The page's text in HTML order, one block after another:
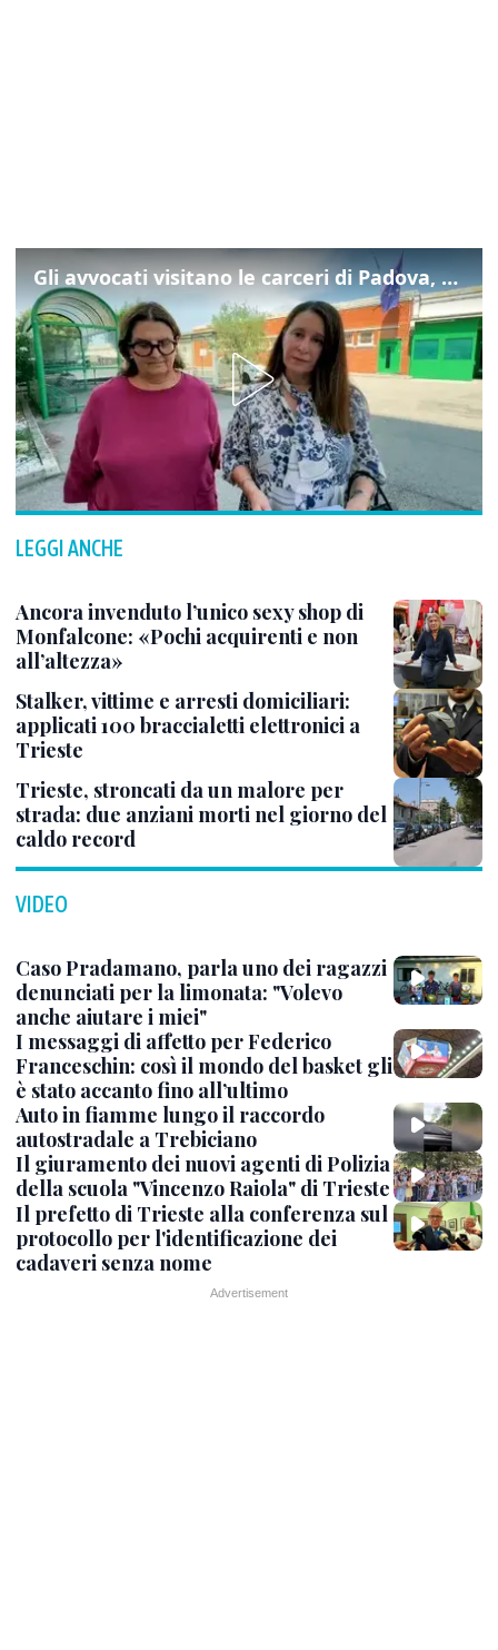
Gli avvocati visitano le carceri di Padova, ecco cosa hanno trovato
LEGGI ANCHE
Ancora invenduto l’unico sexy shop di
Monfalcone: «Pochi acquirenti e non
all’altezza»
Stalker, vittime e arresti domiciliari:
applicati 100 braccialetti elettronici a
Trieste
Trieste, stroncati da un malore per
strada: due anziani morti nel giorno del
caldo record
VIDEO
Caso Pradamano, parla uno dei ragazzi
denunciati per la limonata: "Volevo
anche aiutare i miei"
I messaggi di affetto per Federico
Franceschin: così il mondo del basket gli
è stato accanto fino all’ultimo
Auto in fiamme lungo il raccordo
autostradale a Trebiciano
Il giuramento dei nuovi agenti di Polizia
della scuola "Vincenzo Raiola" di Trieste
Il prefetto di Trieste alla conferenza sul
protocollo per l'identificazione dei
cadaveri senza nome